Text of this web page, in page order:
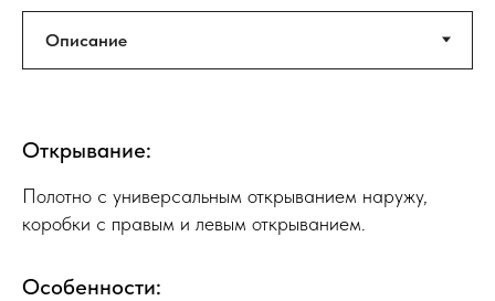
Открывание:
Полотно с универсальным открыванием наружу,
коробки с правым и левым открыванием.
Особенности: